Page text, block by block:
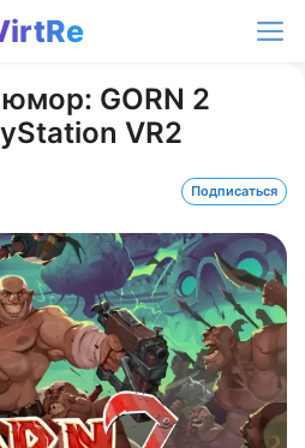
GORN 2
VR2
Подписаться